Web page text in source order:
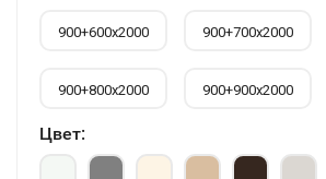
900+600х2000 900+700х2000
900+800х2000 900+900х2000
Цвет: